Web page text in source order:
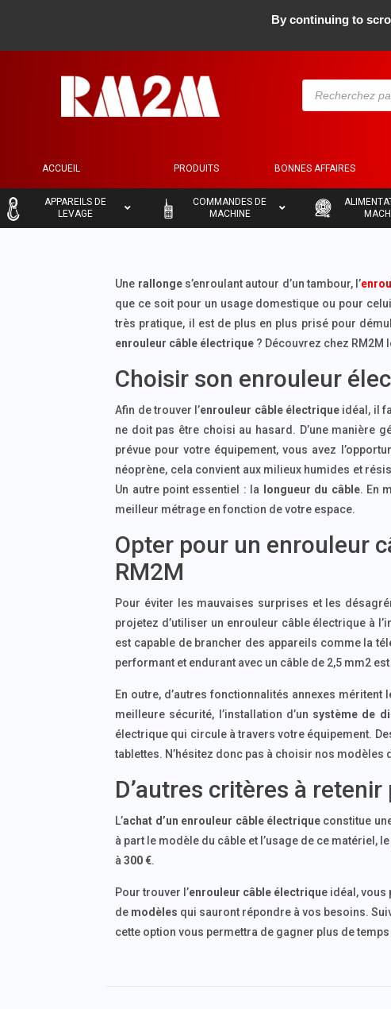
ACCUEIL
– PRODUITS
– BONNES AFFAIRES
–
APPAREILS DE
LEVAGE
COMMANDES DE
MACHINE
Une rallonges’enroulant autour d’un tambour, l’
que ce soit pour un usage domestique ou pour
très pratique, il est de plus en plus prisé pour
enrouleur câble électrique ? Découvrez chez RM2M
Choisir son enrouleur
Afin de trouver l’enrouleur câble électriqueidéal, il
ne doit pas être choisi au hasard. D’une manière
prévue pour votre équipement, vous avez
néoprène, cela convient aux milieux humides et
Un autre point essentiel : la
longueur du câble. En
meilleur métrage en fonction de votre espace.
Opter pour un enrouleur
RM2M
Pour éviter les mauvaises surprises et les
projetez d’utiliser un enrouleur câble électrique à
est capable de brancher des appareils comme la
performant et endurant avec un câble de 2,5 mm2
En outre, d’autres fonctionnalités annexes méritent
meilleure sécurité, l’installation d’un système de
électrique qui circule à travers votre équipement.
tablettes. N’hésitez donc pas à choisir nos
D’autres critères à
L’achat d’un enrouleur câble électrique constitue
à part le modèle du câble et l’usage de ce matériel,
à300 €.
Pour trouver l’enrouleur câble électrique idéal, vous
de modèles qui sauront répondre à vos besoins.
cette option vous permettra de gagner plus de
By continuing to